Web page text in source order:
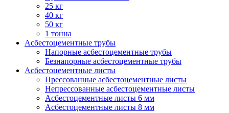
25 кг
40 кг
50 кг
1 тонна
Асбестоцементные трубы
Напорные асбестоцементные трубы
Безнапорные асбестоцементные трубы
Асбестоцементные листы
Прессованные асбестоцементные листы
Непрессованные асбестоцементные листы
Асбестоцементные листы 6 мм
Асбестоцементные листы 8 мм